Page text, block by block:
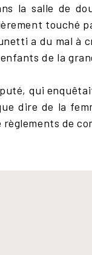
la salle de
touché
a du mal à
de la
qui
dire de la
de